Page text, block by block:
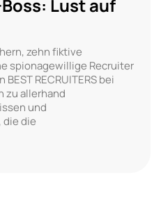
Lust auf
zehn fiktive
spionagewillige Recruiter
RECRUITERS bei
zu allerhand
und
die die